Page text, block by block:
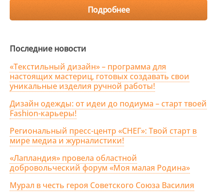
Подробнее
Последние новости
«Текстильный дизайн» – программа для
настоящих мастериц, готовых создавать свои
уникальные изделия ручной работы!
Дизайн одежды: от идеи до подиума – старт твоей
Fashion-карьеры!
Региональный пресс-центр «СНЕГ»: Твой старт в
мире медиа и журналистики!
«Лапландия» провела областной
добровольческий форум «Моя малая Родина»
Мурал в честь героя Советского Союза Василия